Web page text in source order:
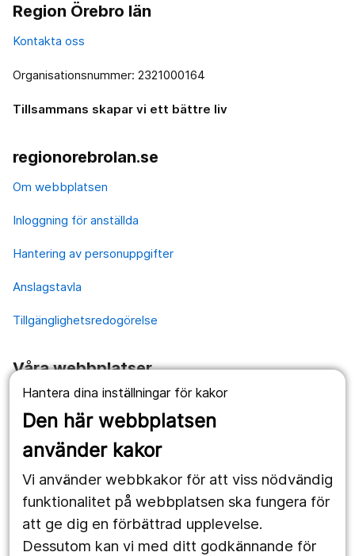
Hantera dina inställningar för kakor
Den här webbplatsen
använder kakor
Vi använder webbkakor för att viss nödvändig
funktionalitet på webbplatsen ska fungera för
att ge dig en förbättrad upplevelse.
Dessutom kan vi med ditt godkännande för
Region Örebro län
Kontakta oss
Organisationsnummer: 2321000164
Tillsammans skapar vi ett bättre liv
regionorebrolan.se
Om webbplatsen
Inloggning för anställda
Hantering av personuppgifter
Anslagstavla
Tillgänglighetsredogörelse
Våra webbplatser
1177.se
Länstrafiken
Utveckling